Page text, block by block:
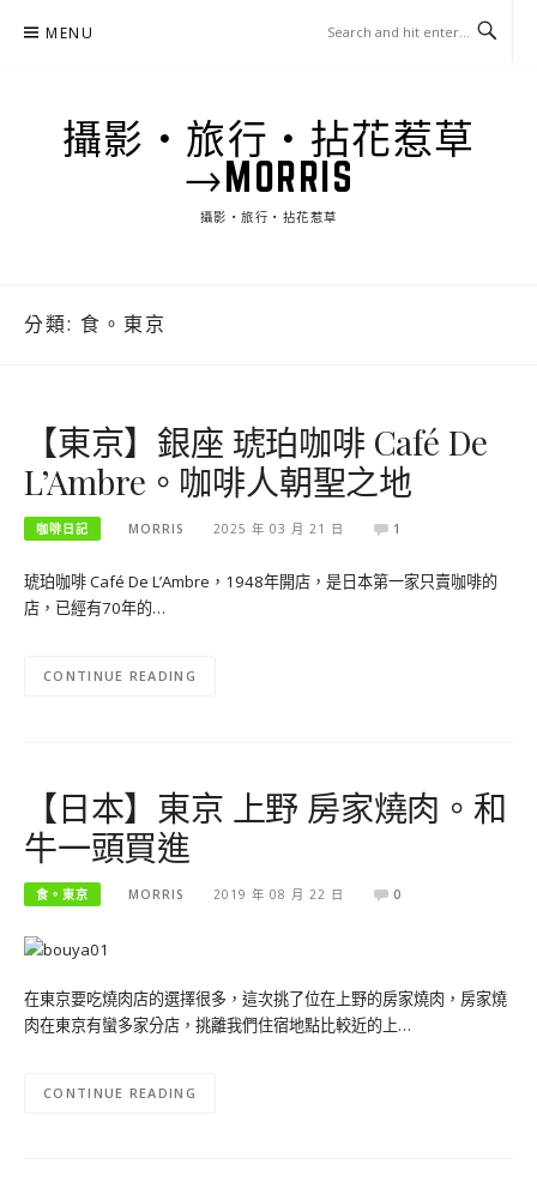
MENU
攝影‧旅行‧拈花惹草
→MORRIS
攝影‧旅行‧拈花惹草
分類: 食。東京
【東京】銀座 琥珀咖啡 Café De
L’Ambre。咖啡人朝聖之地
咖啡日記 MORRIS 2025 年 03 月 21 日 1
琥珀咖啡 Café De L’Ambre，1948年開店，是日本第一家只賣咖啡的
店，已經有70年的…
CONTINUE READING
【日本】東京 上野 房家燒肉。和
牛一頭買進
食。東京 MORRIS 2019 年 08 月 22 日 0
在東京要吃燒肉店的選擇很多，這次挑了位在上野的房家燒肉，房家燒
肉在東京有蠻多家分店，挑離我們住宿地點比較近的上…
CONTINUE READING